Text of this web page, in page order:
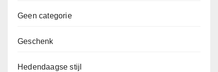
Geen categorie
Geschenk
Hedendaagse stijl